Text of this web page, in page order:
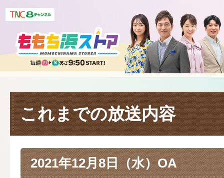
これまでの放送内容
2021年12月8日（水）OA